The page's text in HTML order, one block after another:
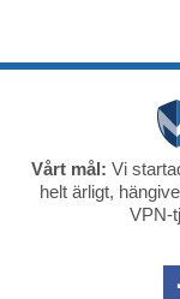
Vårt mål: Vi
helt ärligt,
VPN-